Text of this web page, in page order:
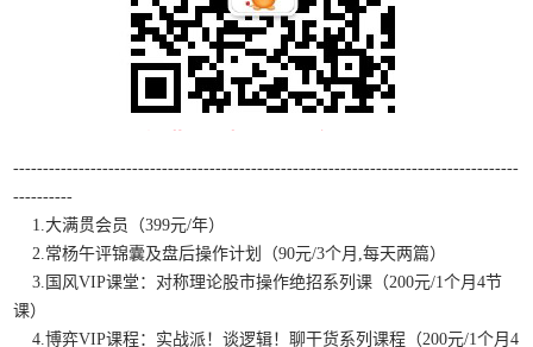
-------------------------------------------------------------------------------------
----------
1.大满贯会员（399元/年）
2.常杨午评锦囊及盘后操作计划（90元/3个月,每天两篇）
3.国风VIP课堂：对称理论股市操作绝招系列课（200元/1个月4节
课）
4.博弈VIP课程：实战派！谈逻辑！聊干货系列课程（200元/1个月4